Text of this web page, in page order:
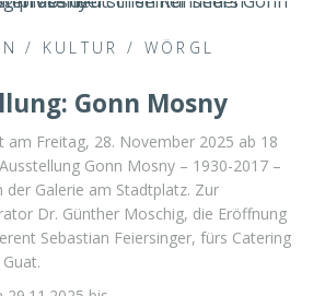
/ KULTUR / WÖRGL
Gonn Mosny
am Freitag, 28. November 2025 ab 18
Gonn Mosny – 1930-2017 –
der Galerie am Stadtplatz. Zur
Dr. Günther Moschig, die Eröffnung
Sebastian Feiersinger, fürs Catering